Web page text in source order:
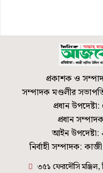
প্রকাশক ও
সম্পাদক মণ্ডলীর
প্রধান
প্রধান
আইন
নির্বাহী সম্পাদক:
৩৫১ ফেরদৌসি মঞ্জিল,